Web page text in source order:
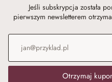
Jeśli subskrypcja została
pierwszym newsletterem
Adres e-mail*
Otrzymaj